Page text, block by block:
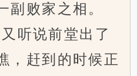
副败家之相。
听说前堂出了
，赶到的时候正